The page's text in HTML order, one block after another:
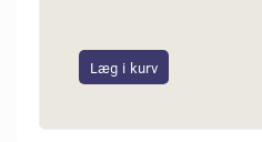
Læg i kurv